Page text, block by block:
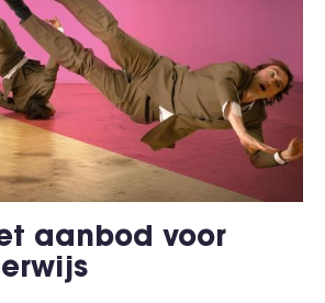
aanbod voor